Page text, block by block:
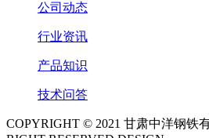
公司动态
行业资讯
产品知识
技术问答
COPYRIGHT © 2021 甘肃中洋钢铁